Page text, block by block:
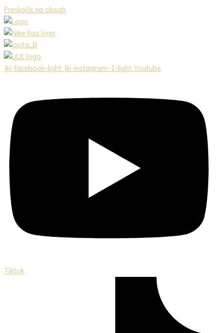
Preskočiť na obsah
Jki-facebook-light Jki-instagram-1-light Youtube
Tiktok